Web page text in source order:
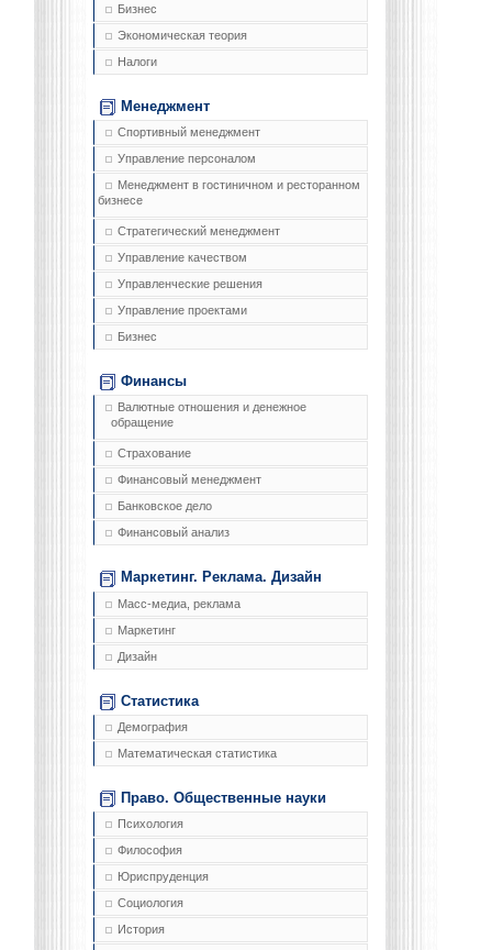
Бизнес
Экономическая теория
Налоги
Менеджмент
Спортивный менеджмент
Управление персоналом
Менеджмент в гостиничном и ресторанном
бизнесе
Стратегический менеджмент
Управление качеством
Управленческие решения
Управление проектами
Бизнес
Финансы
Валютные отношения и денежное
обращение
Страхование
Финансовый менеджмент
Банковское дело
Финансовый анализ
Маркетинг. Реклама. Дизайн
Масс-медиа, реклама
Маркетинг
Дизайн
Статистика
Демография
Математическая статистика
Право. Общественные науки
Психология
Философия
Юриспруденция
Социология
История